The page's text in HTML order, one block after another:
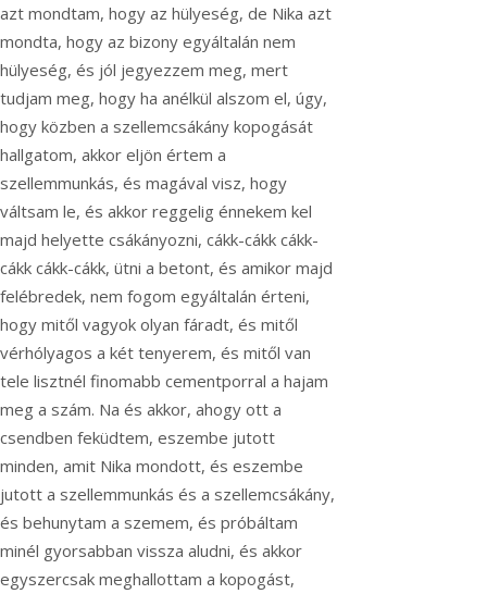
azt mondtam, hogy az hülyeség, de Nika azt
mondta, hogy az bizony egyáltalán nem
hülyeség, és jól jegyezzem meg, mert
tudjam meg, hogy ha anélkül alszom el, úgy,
hogy közben a szellemcsákány kopogását
hallgatom, akkor eljön értem a
szellemmunkás, és magával visz, hogy
váltsam le, és akkor reggelig énnekem kel
majd helyette csákányozni, cákk-cákk cákk-
cákk cákk-cákk, ütni a betont, és amikor majd
felébredek, nem fogom egyáltalán érteni,
hogy mitől vagyok olyan fáradt, és mitől
vérhólyagos a két tenyerem, és mitől van
tele lisztnél finomabb cementporral a hajam
meg a szám. Na és akkor, ahogy ott a
csendben feküdtem, eszembe jutott
minden, amit Nika mondott, és eszembe
jutott a szellemmunkás és a szellemcsákány,
és behunytam a szemem, és próbáltam
minél gyorsabban vissza aludni, és akkor
egyszercsak meghallottam a kopogást,